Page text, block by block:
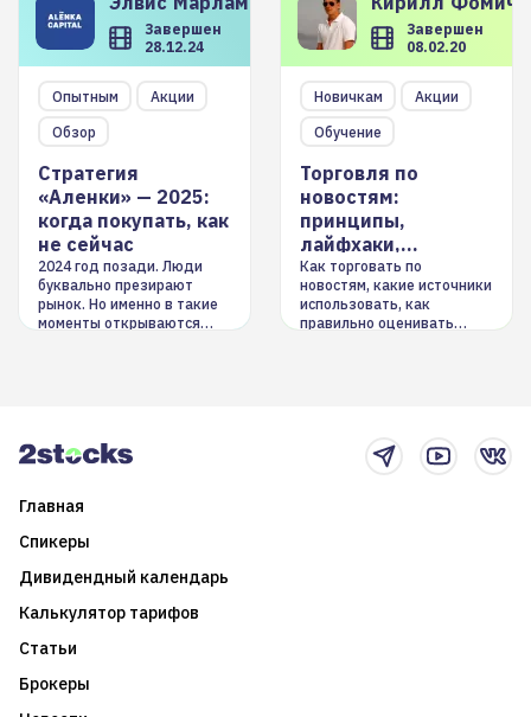
Завершен
28.12.24
Опытным
Акции
Обзор
Стратегия
«Аленки» — 2025:
когда покупать, как
не сейчас
2024 год позади. Люди
буквально презирают
рынок. Но именно в такие
моменты открываются
Завершен
08.02.20
Новичкам
Акции
Обучение
Торговля по
новостям:
принципы,
лайфхаки,
инструменты
Как торговать по
новостям, какие источники
использовать, как
правильно оценивать
Главная
Спикеры
Дивидендный календарь
Калькулятор тарифов
Статьи
Брокеры